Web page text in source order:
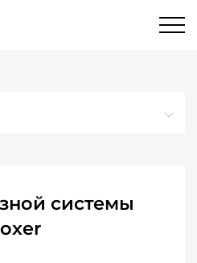
системы